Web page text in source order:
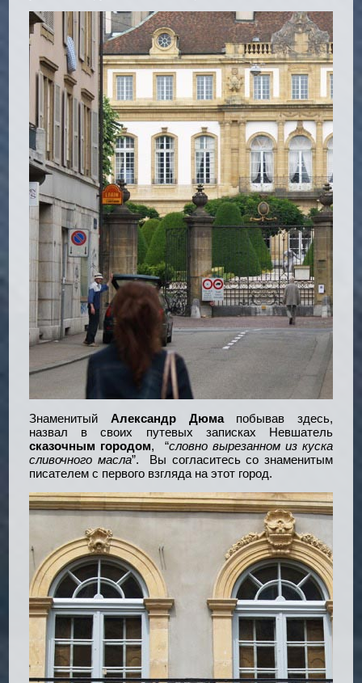
Знаменитый Александр Дюма побывав здесь,
назвал в своих путевых записках Невшатель
сказочным городом, “словно вырезанном из куска
сливочного масла”. Вы согласитесь со знаменитым
писателем с первого взгляда на этот город.